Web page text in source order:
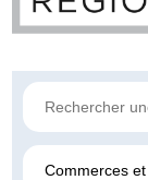
Commerces